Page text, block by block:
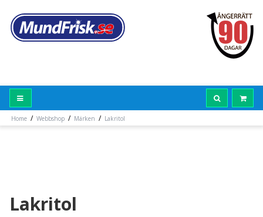
Home / Webbshop / Märken / Lakritol
Lakritol